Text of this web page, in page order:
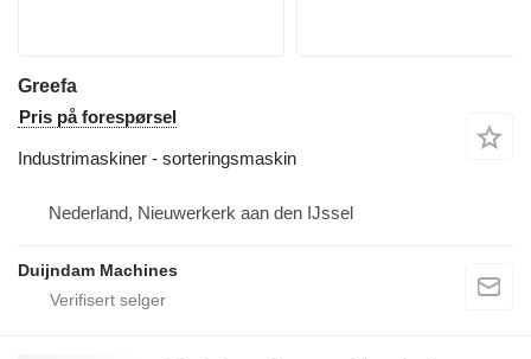
Greefa
Pris på forespørsel
Industrimaskiner - sorteringsmaskin
Nederland, Nieuwerkerk aan den IJssel
Duijndam Machines